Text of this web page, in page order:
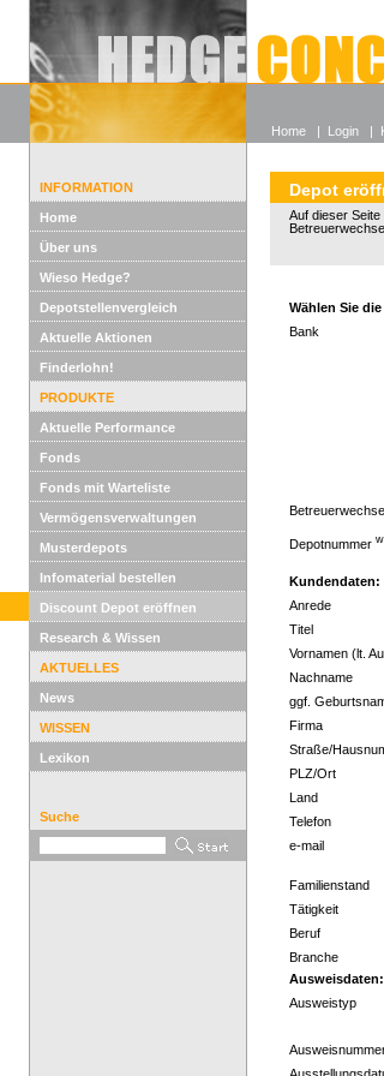
INFORMATION
Home
Über uns
Wieso Hedge?
Depotstellenvergleich
Aktuelle Aktionen
Finderlohn!
PRODUKTE
Aktuelle Performance
Fonds
Fonds mit Warteliste
Vermögensverwaltungen
Musterdepots
Infomaterial bestellen
Discount Depot eröffnen
Research & Wissen
AKTUELLES
News
WISSEN
Lexikon
Suche
Depot
Auf dieser Seite
Wählen Sie
Bank
Depotnummer
Kundendaten:
Anrede
Titel
Vornamen (lt.
Nachname
ggf.
Firma
Straße/
PLZ/Ort
Land
Telefon
e-mail
Familienstand
Tätigkeit
Beruf
Branche
Ausweisdaten:
Ausweistyp
Home | Login |